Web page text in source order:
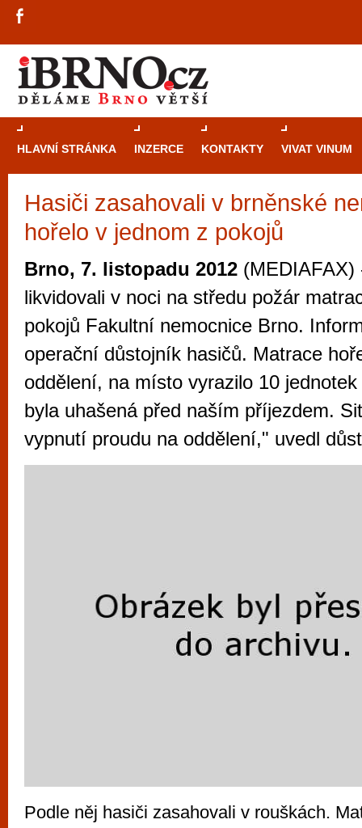
HLAVNÍ STRÁNKA INZERCE KONTAKTY VIVAT VINUM
Hasiči zasahovali v brněnské
hořelo v jednom z pokojů
Brno, 7. listopadu 2012 (MEDIAFAX)
likvidovali v noci na středu požár
pokojů Fakultní nemocnice Brno.
operační důstojník hasičů. Matrace
oddělení, na místo vyrazilo 10
byla uhašená před naším příjezdem.
vypnutí proudu na oddělení," uvedl
Podle něj hasiči zasahovali v rouškách.
Průvodce
Brně: Od
Brno je
zajímavé
restaurace,
Mimo jiné je ale také místem, kde si
vyzkoušet různé kasinové hry. V
metropoli naleznete širokou nabídku her
po moderní automaty jak pro pravidelné
příležitostné hráče. V...